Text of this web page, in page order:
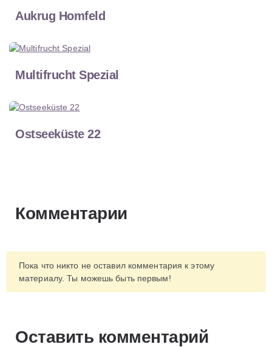
Aukrug Homfeld
Multifrucht Spezial
Ostseeküste 22
Комментарии
Пока что никто не оставил комментария к этому
материалу. Ты можешь быть первым!
Оставить комментарий